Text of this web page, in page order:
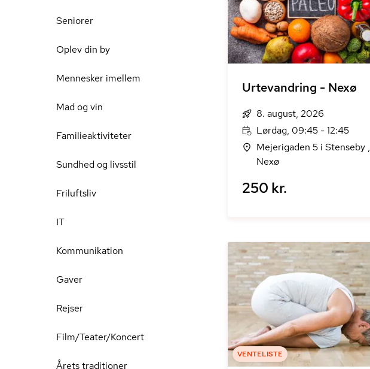
Seniorer
Oplev din by
Mennesker imellem
Mad og vin
Familieaktiviteter
Sundhed og livsstil
Friluftsliv
IT
Kommunikation
Gaver
Rejser
Film/Teater/Koncert
Årets traditioner
Urtevandring - Nexø
8. august, 2026
Lørdag, 09:45 - 12:45
Mejerigaden 5 i Stenseby ,
Nexø
250 kr.
VENTELISTE